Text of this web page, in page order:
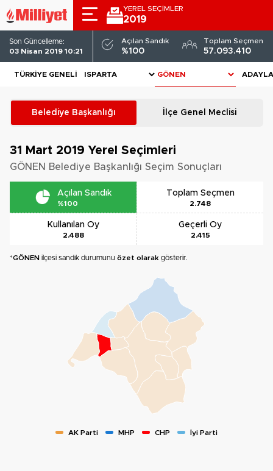
YEREL SEÇİMLER
2019
Son Güncelleme:
03 Nisan 2019 10:21
Açılan Sandık
%100
Toplam Seçmen
57.093.410
TÜRKIYE GENELI
Belediye Başkanlığı İlçe Genel Meclisi
31 Mart 2019 Yerel Seçimleri
GÖNEN Belediye Başkanlığı Seçim Sonuçları
Açılan Sandık
%100
Toplam Seçmen
2.748
Kullanılan Oy
2.488
Geçerli Oy
2.415
*GÖNEN ilçesi sandık durumunu özet olarak gösterir.
AK Parti MHP CHP İyi Parti